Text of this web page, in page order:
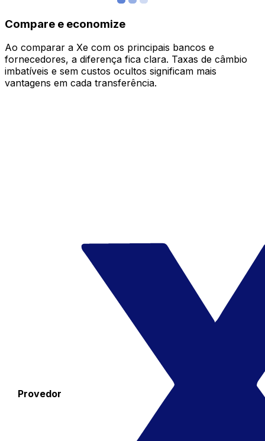
Compare e economize
Ao comparar a Xe com os principais bancos e
fornecedores, a diferença fica clara. Taxas de câmbio
imbatíveis e sem custos ocultos significam mais
vantagens em cada transferência.
Provedor